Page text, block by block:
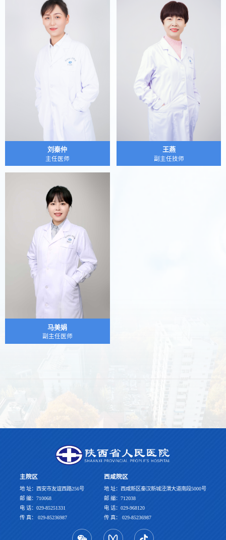
刘秦仲
主任医师
王燕
副主任技师
马美娟
副主任医师
主院区
地 址：西安市友谊西路256号
邮 编：710068
电 话：029-85251331
传 真： 029-85236987
西咸院区
地 址：西咸新区秦汉新城泾渭大道南段5000号
邮 编：712038
电 话：029-968120
传 真： 029-85236987